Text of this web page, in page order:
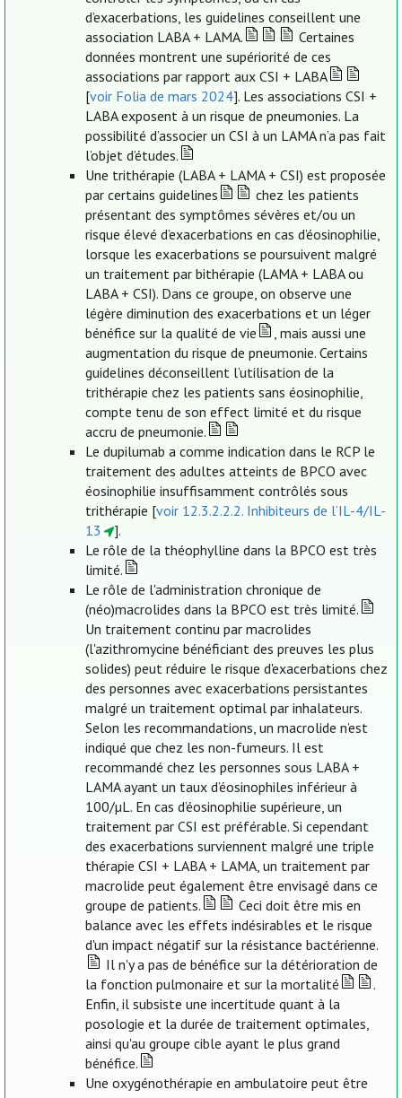
d’exacerbations, les guidelines conseillent une
association LABA + LAMA.
Certaines
données montrent une supériorité de ces
associations par rapport aux CSI + LABA
[voir Folia de mars 2024]. Les associations CSI +
LABA exposent à un risque de pneumonies. La
possibilité d’associer un CSI à un LAMA n’a pas fait
l’objet d’études.
Une trithérapie (LABA + LAMA + CSI) est proposée
par certains guidelines
chez les patients
présentant des symptômes sévères et/ou un
risque élevé d’exacerbations en cas d’éosinophilie,
lorsque les exacerbations se poursuivent malgré
un traitement par bithérapie (LAMA + LABA ou
LABA + CSI). Dans ce groupe, on observe une
légère diminution des exacerbations et un léger
bénéfice sur la qualité de vie
, mais aussi une
augmentation du risque de pneumonie. Certains
guidelines déconseillent l’utilisation de la
trithérapie chez les patients sans éosinophilie,
compte tenu de son effect limité et du risque
accru de pneumonie.
Le dupilumab a comme indication dans le RCP le
traitement des adultes atteints de BPCO avec
éosinophilie insuffisamment contrôlés sous
trithérapie [voir 12.3.2.2.2. Inhibiteurs de l’IL-4/IL-
13
].
Le rôle de la théophylline dans la BPCO est très
limité.
Le rôle de l'administration chronique de
(néo)macrolides dans la BPCO est très limité.
Un traitement continu par macrolides
(l'azithromycine bénéficiant des preuves les plus
solides) peut réduire le risque d'exacerbations chez
des personnes avec exacerbations persistantes
malgré un traitement optimal par inhalateurs.
Selon les recommandations, un macrolide n’est
indiqué que chez les non-fumeurs. Il est
recommandé chez les personnes sous LABA +
LAMA ayant un taux d’éosinophiles inférieur à
100/µL. En cas d’éosinophilie supérieure, un
traitement par CSI est préférable. Si cependant
des exacerbations surviennent malgré une triple
thérapie CSI + LABA + LAMA, un traitement par
macrolide peut également être envisagé dans ce
groupe de patients.
Ceci doit être mis en
balance avec les effets indésirables et le risque
d'un impact négatif sur la résistance bactérienne.
Il n'y a pas de bénéfice sur la détérioration de
la fonction pulmonaire et sur la mortalité
.
Enfin, il subsiste une incertitude quant à la
posologie et la durée de traitement optimales,
ainsi qu'au groupe cible ayant le plus grand
bénéfice.
Une oxygénothérapie en ambulatoire peut être